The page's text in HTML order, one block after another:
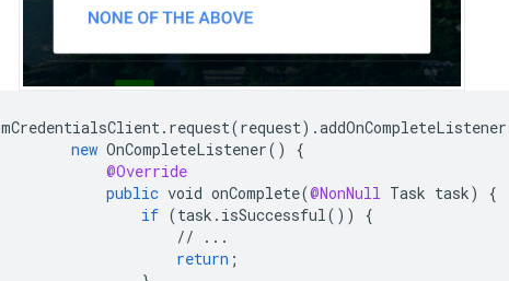
mCredentialsClient . request(request).addOnCompleteListener
new OnCompleteListener()
{
@Override
public void onComplete(@NonNull Task task)
{
if (task . isSuccessful ())
{
//
...
return ;